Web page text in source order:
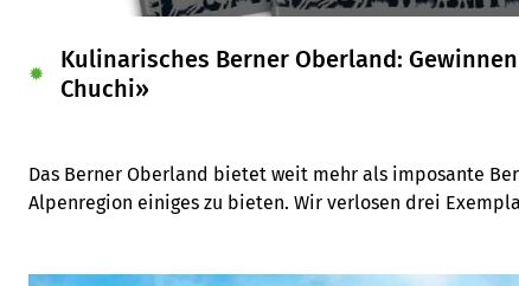
Kulinarisches Berner Oberland:
Chuchi»
Das Berner Oberland bietet weit mehr als imposante
Alpenregion einiges zu bieten. Wir verlosen drei
✹